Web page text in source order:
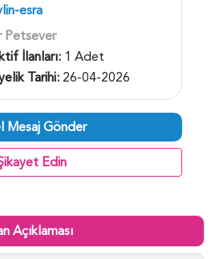
esra
Petsever
İlanları: 1 Adet
Tarihi: 26-04-2026
Mesaj Gönder
Edin
Açıklaması